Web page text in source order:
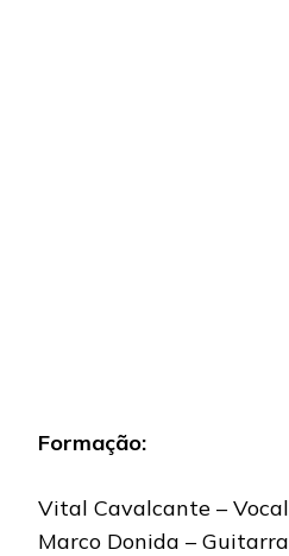
Formação:
Vital Cavalcante – Vocal
Marco Donida – Guitarra